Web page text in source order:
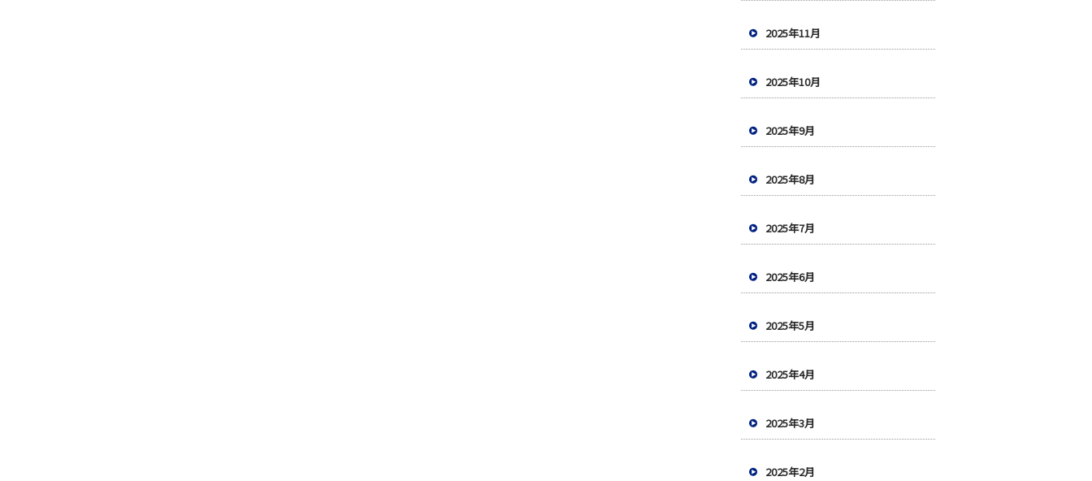
2025年11月
2025年10月
2025年9月
2025年8月
2025年7月
2025年6月
2025年5月
2025年4月
2025年3月
2025年2月